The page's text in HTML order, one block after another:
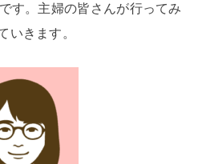
す。主婦の皆さんが行ってみ
いきます。